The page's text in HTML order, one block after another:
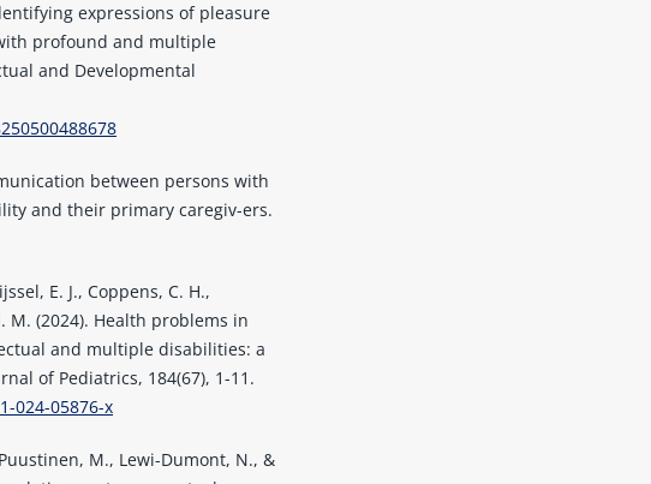
expressions of pleasure
profound and multiple
and Developmental
between persons with
and their primary caregiv-ers.
E. J., Coppens, C. H.,
M. (2024). Health problems in
and multiple disabilities: a
of Pediatrics, 184(67), 1-11.
024-05876-x
M., Lewi-Dumont, N., &